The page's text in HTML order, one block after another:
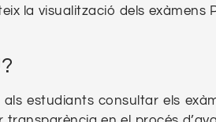
la visualització dels exàmens
estudiants consultar els